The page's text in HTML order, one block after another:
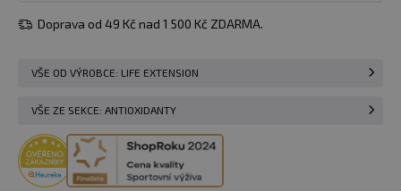
Doprava od 49 Kč nad 1 500 Kč ZDARMA.
VŠE OD VÝROBCE: LIFE EXTENSION
VŠE ZE SEKCE: ANTIOXIDANTY